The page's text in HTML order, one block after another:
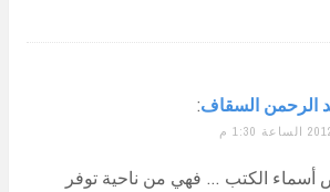
الرحمن السقاف:
أسماء الكتب … فهي من ناحية توفر